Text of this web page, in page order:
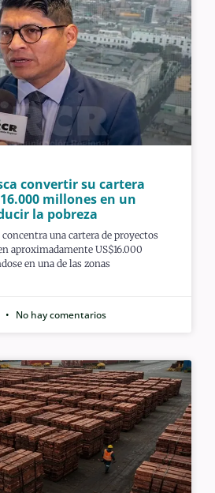
convertir su cartera
millones en un
la pobreza
una cartera de proyectos
aproximadamente US$16.000
en una de las zonas
No hay comentarios